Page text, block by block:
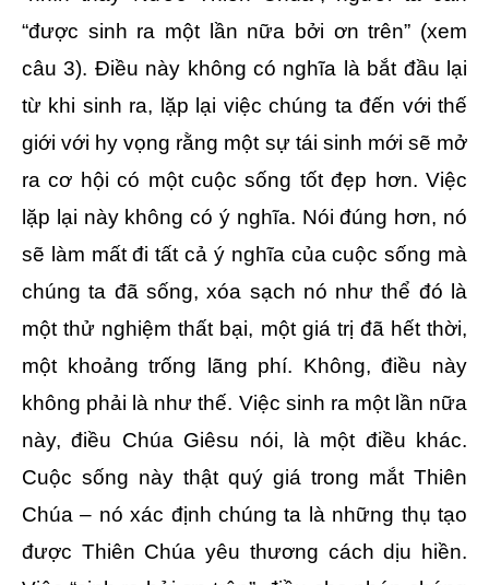
“được sinh ra một lần nữa bởi ơn trên” (xem
câu 3). Điều này không có nghĩa là bắt đầu lại
từ khi sinh ra, lặp lại việc chúng ta đến với thế
giới với hy vọng rằng một sự tái sinh mới sẽ mở
ra cơ hội có một cuộc sống tốt đẹp hơn. Việc
lặp lại này không có ý nghĩa. Nói đúng hơn, nó
sẽ làm mất đi tất cả ý nghĩa của cuộc sống mà
chúng ta đã sống, xóa sạch nó như thể đó là
một thử nghiệm thất bại, một giá trị đã hết thời,
một khoảng trống lãng phí. Không, điều này
không phải là như thế. Việc sinh ra một lần nữa
này, điều Chúa Giêsu nói, là một điều khác.
Cuộc sống này thật quý giá trong mắt Thiên
Chúa – nó xác định chúng ta là những thụ tạo
được Thiên Chúa yêu thương cách dịu hiền.